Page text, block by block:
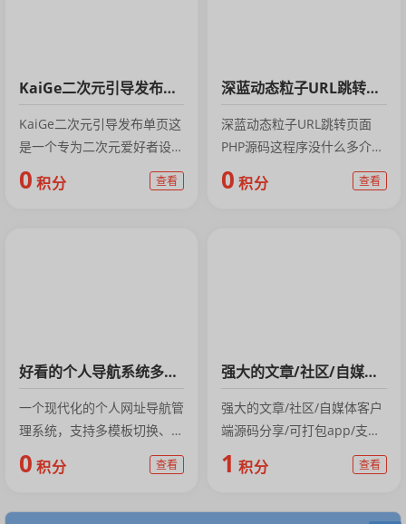
KaiGe二次元引导发布单页
KaiGe二次元引导发布单页这
是一个专为二次元爱好者设计
的地址发布页面，采用萌系风
格设计，...
0 积分 查看
深蓝动态粒子URL跳转页面PHP源码
深蓝动态粒子URL跳转页面
PHP源码这程序没什么多介绍
的，主要是可用于网站内链接
跳转，或者...
0 积分 查看
好看的个人导航系统多模板带后台
一个现代化的个人网址导航管
理系统，支持多模板切换、分
类管理、搜索功能等。功能特
点：多模板系...
0 积分 查看
强大的文章/社区/自媒体客户端源码分享/可打包app/支持小程序
强大的文章/社区/自媒体客户
端源码分享/可打包app/支持
小程序RuleAPP1.4.4更...
1 积分 查看